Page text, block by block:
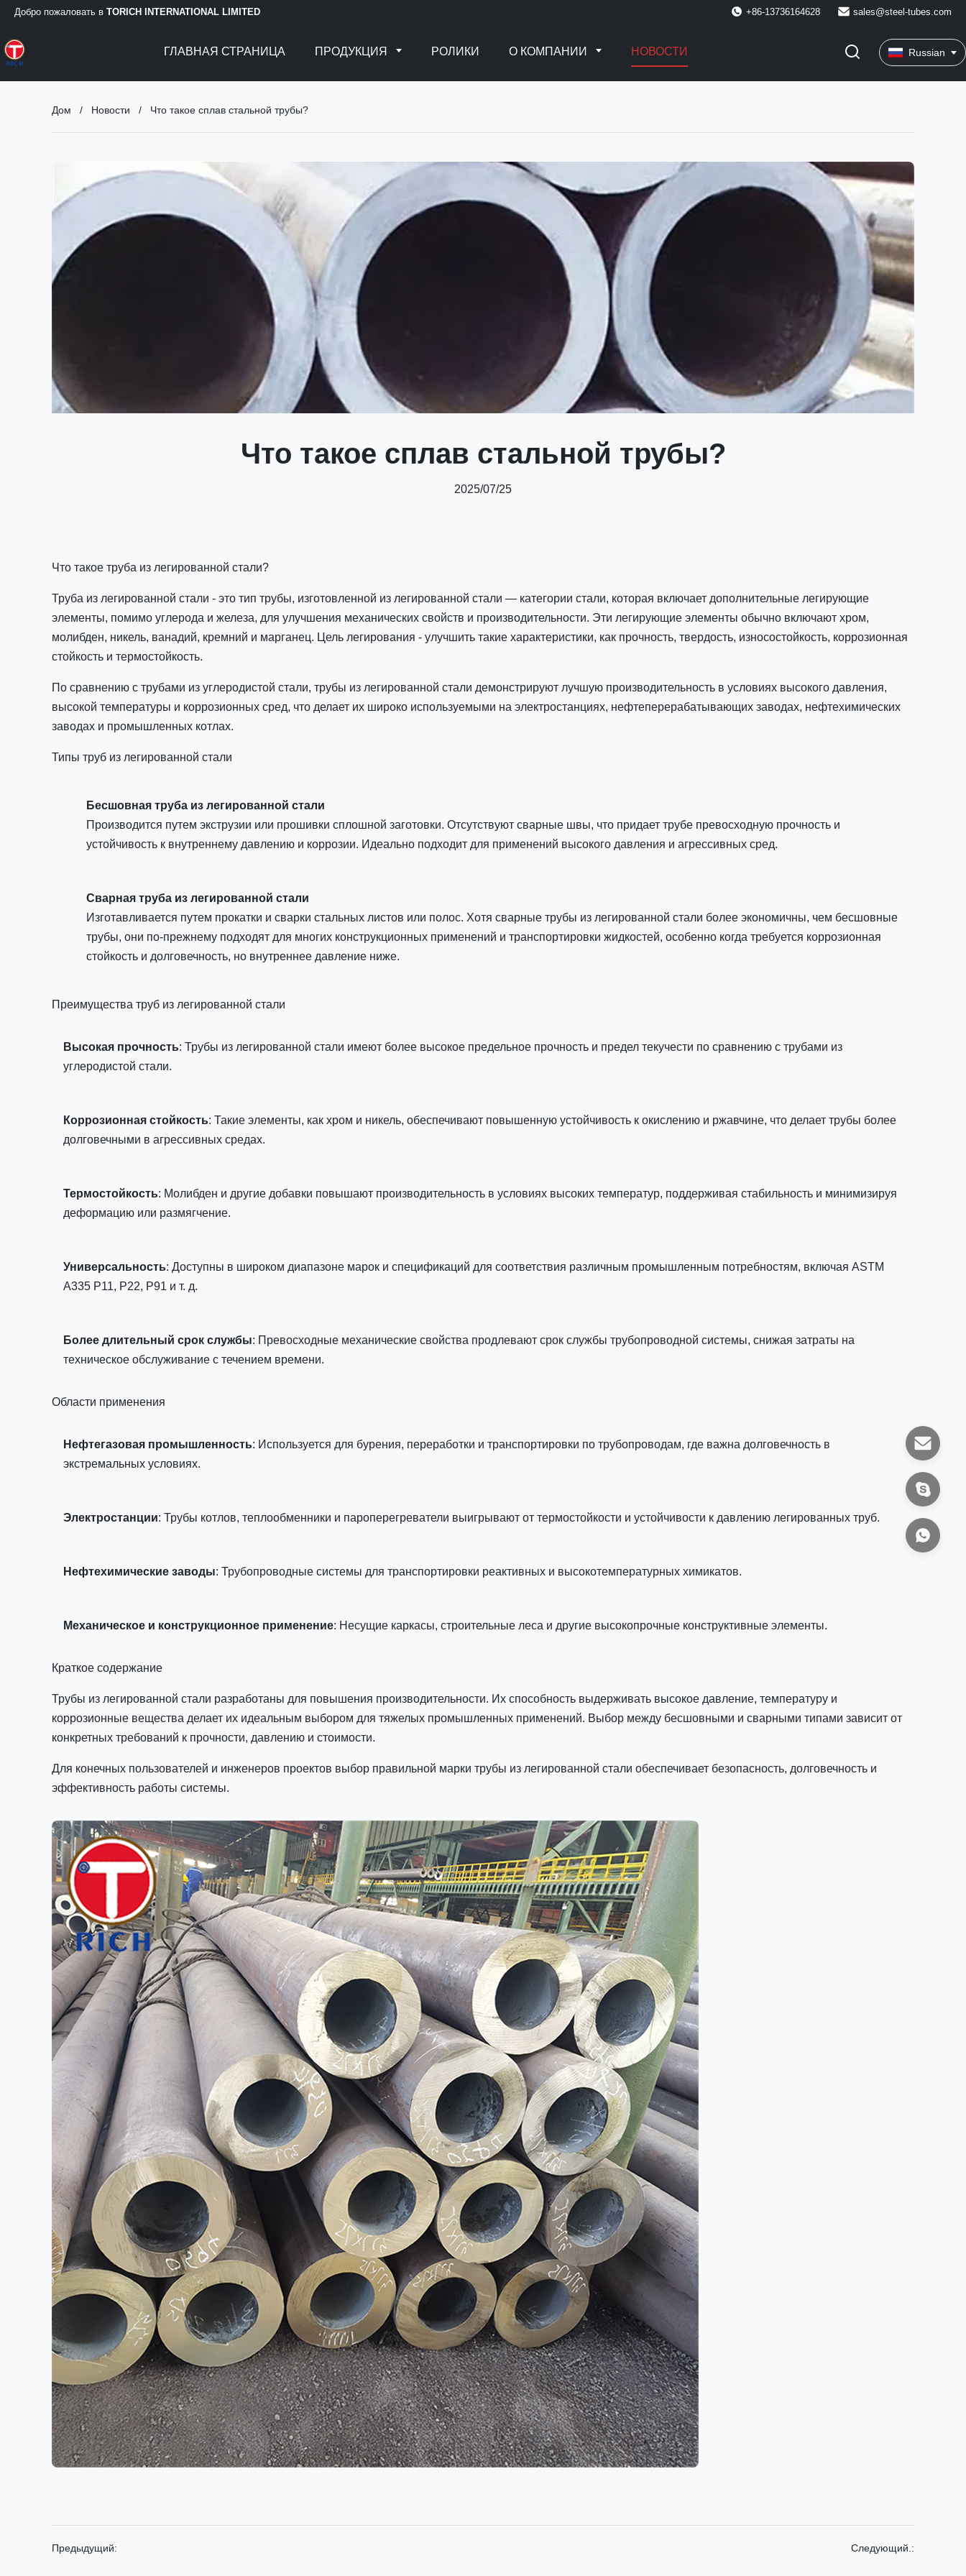
Добро пожаловать в TORICH INTERNATIONAL LIMITED +86-13736164628 sales@steel-tubes.com
ГЛАВНАЯ СТРАНИЦА ПРОДУКЦИЯ РОЛИКИ О КОМПАНИИ НОВОСТИ Russian
Дом / Новости / Что такое сплав стальной трубы?
Что такое сплав стальной трубы?
2025/07/25
Что такое труба из легированной стали?
Труба из легированной стали - это тип трубы, изготовленной из легированной стали — категории стали, которая включает дополнительные легирующие
элементы, помимо углерода и железа, для улучшения механических свойств и производительности. Эти легирующие элементы обычно включают хром,
молибден, никель, ванадий, кремний и марганец. Цель легирования - улучшить такие характеристики, как прочность, твердость, износостойкость, коррозионная
стойкость и термостойкость.
По сравнению с трубами из углеродистой стали, трубы из легированной стали демонстрируют лучшую производительность в условиях высокого давления,
высокой температуры и коррозионных сред, что делает их широко используемыми на электростанциях, нефтеперерабатывающих заводах, нефтехимических
заводах и промышленных котлах.
Типы труб из легированной стали
Бесшовная труба из легированной стали
Производится путем экструзии или прошивки сплошной заготовки. Отсутствуют сварные швы, что придает трубе превосходную прочность и
устойчивость к внутреннему давлению и коррозии. Идеально подходит для применений высокого давления и агрессивных сред.
Сварная труба из легированной стали
Изготавливается путем прокатки и сварки стальных листов или полос. Хотя сварные трубы из легированной стали более экономичны, чем бесшовные
трубы, они по-прежнему подходят для многих конструкционных применений и транспортировки жидкостей, особенно когда требуется коррозионная
стойкость и долговечность, но внутреннее давление ниже.
Преимущества труб из легированной стали
Высокая прочность: Трубы из легированной стали имеют более высокое предельное прочность и предел текучести по сравнению с трубами из
углеродистой стали.
Коррозионная стойкость: Такие элементы, как хром и никель, обеспечивают повышенную устойчивость к окислению и ржавчине, что делает трубы более
долговечными в агрессивных средах.
Термостойкость: Молибден и другие добавки повышают производительность в условиях высоких температур, поддерживая стабильность и минимизируя
деформацию или размягчение.
Универсальность: Доступны в широком диапазоне марок и спецификаций для соответствия различным промышленным потребностям, включая ASTM
A335 P11, P22, P91 и т. д.
Более длительный срок службы: Превосходные механические свойства продлевают срок службы трубопроводной системы, снижая затраты на
техническое обслуживание с течением времени.
Области применения
Нефтегазовая промышленность: Используется для бурения, переработки и транспортировки по трубопроводам, где важна долговечность в
экстремальных условиях.
Электростанции: Трубы котлов, теплообменники и пароперегреватели выигрывают от термостойкости и устойчивости к давлению легированных труб.
Нефтехимические заводы: Трубопроводные системы для транспортировки реактивных и высокотемпературных химикатов.
Механическое и конструкционное применение: Несущие каркасы, строительные леса и другие высокопрочные конструктивные элементы.
Краткое содержание
Трубы из легированной стали разработаны для повышения производительности. Их способность выдерживать высокое давление, температуру и
коррозионные вещества делает их идеальным выбором для тяжелых промышленных применений. Выбор между бесшовными и сварными типами зависит от
конкретных требований к прочности, давлению и стоимости.
Для конечных пользователей и инженеров проектов выбор правильной марки трубы из легированной стали обеспечивает безопасность, долговечность и
эффективность работы системы.
Предыдущий: Следующий.: